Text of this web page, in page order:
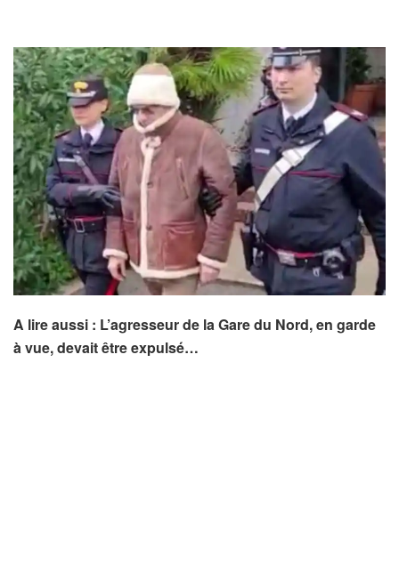
A lire aussi : L’agresseur de la Gare du Nord, en garde
à vue, devait être expulsé…